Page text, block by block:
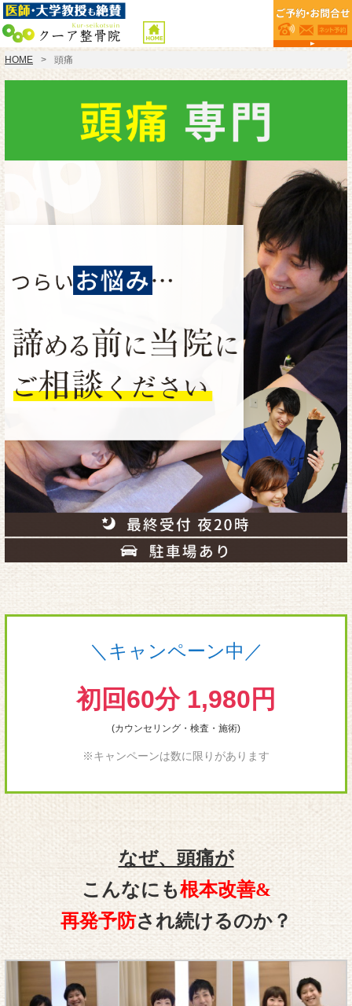
HOME 頭痛
＼キャンペーン中／
初回60分 1,980円
(カウンセリング・検査・施術)
※キャンペーンは数に限りがあります
なぜ、頭痛が
こんなにも根本改善&
再発予防され続けるのか？